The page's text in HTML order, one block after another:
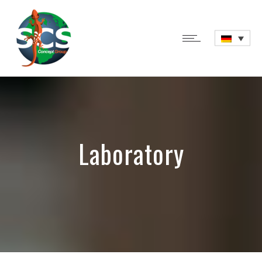
Laboratory